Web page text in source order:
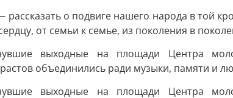
рассказать о подвиге нашего народа в той
от семьи к семье, из поколения в